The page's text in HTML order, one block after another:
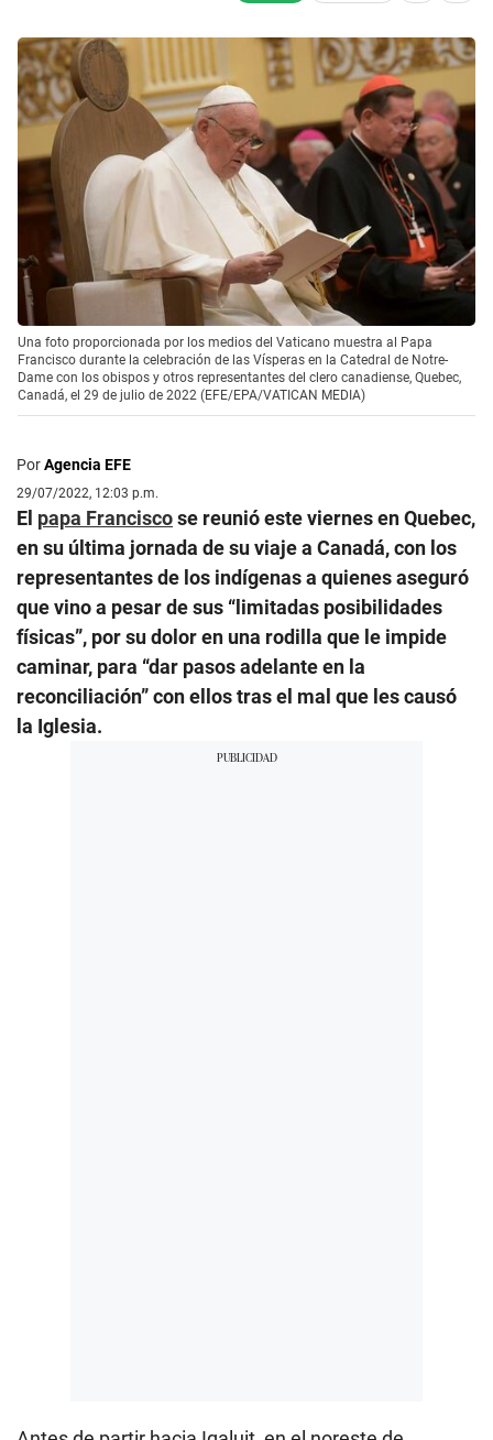
Una foto proporcionada por los medios del Vaticano muestra al Papa
Francisco durante la celebración de las Vísperas en la Catedral de Notre-
Dame con los obispos y otros representantes del clero canadiense, Quebec,
Canadá, el 29 de julio de 2022 (EFE/EPA/VATICAN MEDIA)
PorAgencia EFE
29/07/2022, 12:03 p.m.
El papa Franciscose reunió este viernes en Quebec,
en su última jornada de su viaje a Canadá, con los
representantes de los indígenas a quienes aseguró
que vino a pesar de sus “limitadas posibilidades
físicas”, por su dolor en una rodilla que le impide
caminar, para “dar pasos adelante en la
reconciliación” con ellos tras el mal que les causó
la Iglesia.